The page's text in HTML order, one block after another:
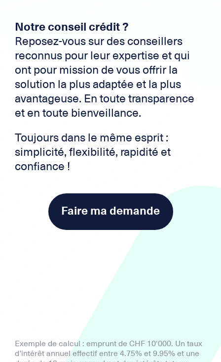
Notre conseil crédit ?
Reposez-vous sur des conseillers
reconnus pour leur expertise et qui
ont pour mission de vous offrir la
solution la plus adaptée et la plus
avantageuse. En toute transparence
et en toute bienveillance.
Toujours dans le même esprit :
simplicité, flexibilité, rapidité et
confiance !
Faire ma demande
Exemple de calcul : emprunt de CHF 10'000. Un taux
d’intérêt annuel effectif entre 4.75% et 9.95% et une